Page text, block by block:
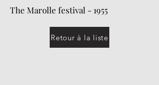
The Marolle festival - 1955
Retour à la liste